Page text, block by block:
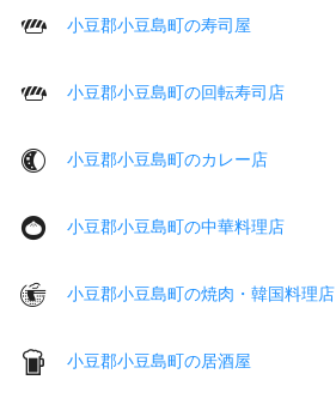
小豆郡小豆島町の寿司屋
小豆郡小豆島町の回転寿司店
小豆郡小豆島町のカレー店
小豆郡小豆島町の中華料理店
小豆郡小豆島町の焼肉・韓国料理店
小豆郡小豆島町の居酒屋